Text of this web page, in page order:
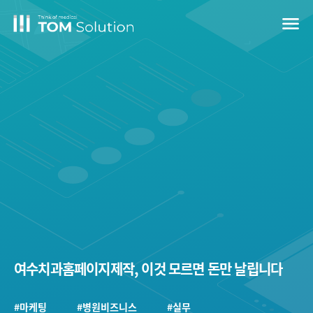
menu
여수치과홈페이지제작, 이것 모르면 돈만 날립니다
#마케팅 #병원비즈니스 #실무